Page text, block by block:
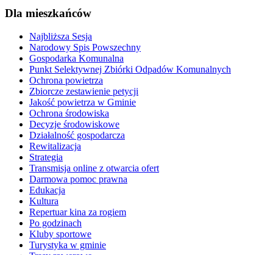
Dla mieszkańców
Najbliższa Sesja
Narodowy Spis Powszechny
Gospodarka Komunalna
Punkt Selektywnej Zbiórki Odpadów Komunalnych
Ochrona powietrza
Zbiorcze zestawienie petycji
Jakość powietrza w Gminie
Ochrona środowiska
Decyzje środowiskowe
Działalność gospodarcza
Rewitalizacja
Strategia
Transmisja online z otwarcia ofert
Darmowa pomoc prawna
Edukacja
Kultura
Repertuar kina za rogiem
Po godzinach
Kluby sportowe
Turystyka w gminie